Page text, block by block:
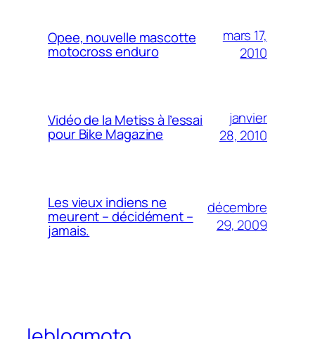
Opee, nouvelle mascotte
motocross enduro
mars 17,
2010
Vidéo de la Metiss à l’essai
pour Bike Magazine
janvier
28, 2010
Les vieux indiens ne
meurent – décidément –
jamais.
décembre
29, 2009